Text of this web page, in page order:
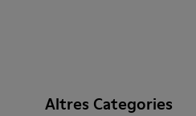
Altres Categories